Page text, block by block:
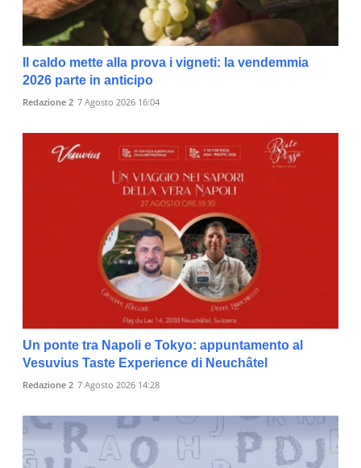
Il caldo mette alla prova i vigneti: la vendemmia
2026 parte in anticipo
Redazione 2 7 Agosto 2026 16:04
Un ponte tra Napoli e Tokyo: appuntamento al
Vesuvius Taste Experience di Neuchâtel
Redazione 2 7 Agosto 2026 14:28